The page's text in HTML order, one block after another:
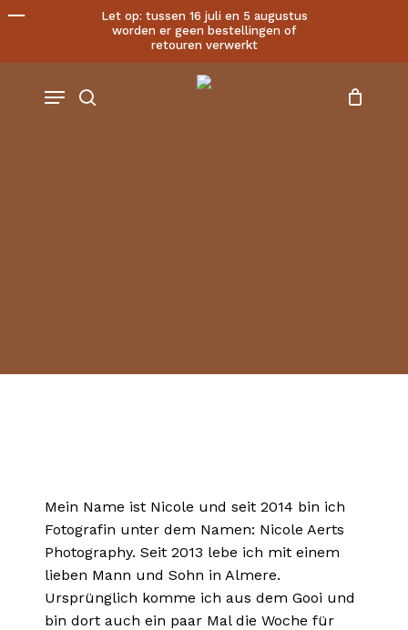
Skip
Let op: tussen 16 juli en 5 augustus
worden er geen bestellingen of
retouren verwerkt
search
Menu
Mein Name ist Nicole und seit 2014 bin ich
Fotografin unter dem Namen: Nicole Aerts
Photography. Seit 2013 lebe ich mit einem
lieben Mann und Sohn in Almere.
Ursprünglich komme ich aus dem Gooi und
bin dort auch ein paar Mal die Woche für